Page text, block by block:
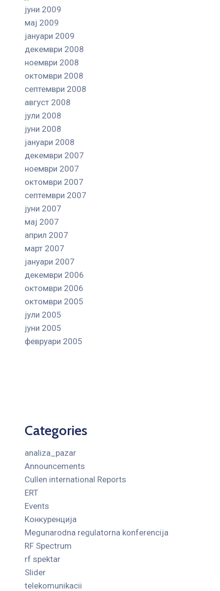
јуни 2009
мај 2009
јануари 2009
декември 2008
ноември 2008
октомври 2008
септември 2008
август 2008
јули 2008
јуни 2008
јануари 2008
декември 2007
ноември 2007
октомври 2007
септември 2007
јуни 2007
мај 2007
април 2007
март 2007
јануари 2007
декември 2006
октомври 2006
октомври 2005
јули 2005
јуни 2005
февруари 2005
Categories
analiza_pazar
Announcements
Cullen international Reports
ERT
Events
Kонкуренција
Megunarodna regulatorna konferencija
RF Spectrum
rf spektar
Slider
telekomunikacii